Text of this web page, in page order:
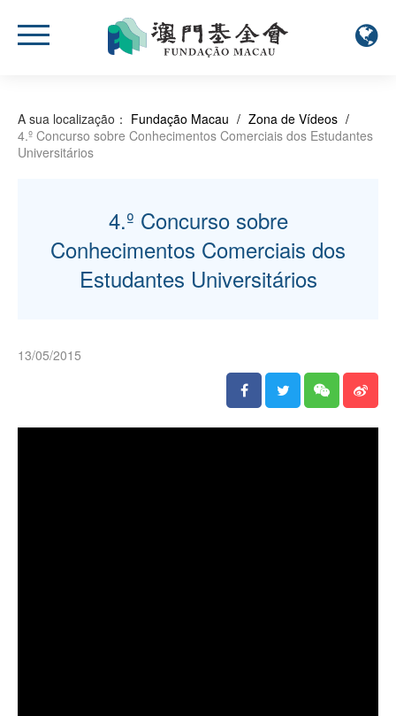
A sua localização： Fundação Macau / Zona de Vídeos /
4.º Concurso sobre Conhecimentos Comerciais dos Estudantes
Universitários
4.º Concurso sobre
Conhecimentos Comerciais dos
Estudantes Universitários
13/05/2015